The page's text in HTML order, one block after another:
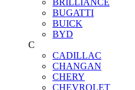
BUGATTI
BUICK
BYD
C
CADILLAC
CHANGAN
CHERY
CHEVROLET